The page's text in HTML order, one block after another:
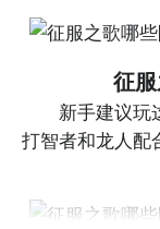
而普通法夜贵
注意查看魔法的
的精华。例如需
成两支部队，
华。
征
新手建议玩这
打智者和龙人配